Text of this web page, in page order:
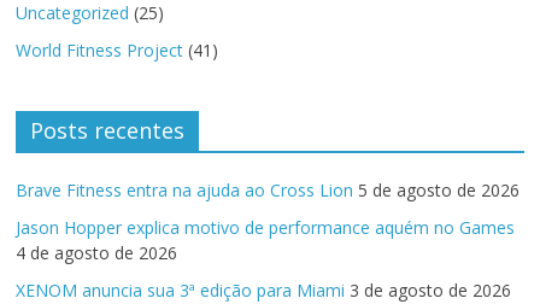
Uncategorized (25)
World Fitness Project (41)
Posts recentes
Brave Fitness entra na ajuda ao Cross Lion 5 de agosto de 2026
Jason Hopper explica motivo de performance aquém no Games
4 de agosto de 2026
XENOM anuncia sua 3ª edição para Miami 3 de agosto de 2026